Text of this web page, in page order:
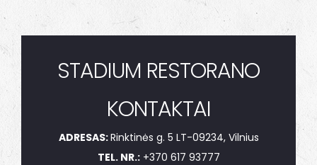
STADIUM RESTORANO
KONTAKTAI
ADRESAS:Rinktinės g. 5 LT-09234, Vilnius
TEL. NR.:+370 617 93777